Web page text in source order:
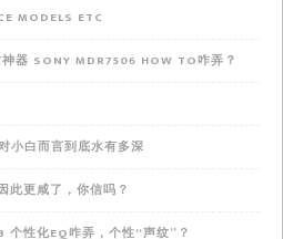
MODELS ETC
器 SONY MDR7506 HOW TO咋弄？
小白而言到底水有多深
此更咸了，你信吗？
个性化EQ咋弄，个性“声纹”？